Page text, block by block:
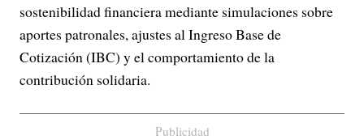
sostenibilidad financiera mediante simulaciones sobre
aportes patronales, ajustes al Ingreso Base de
Cotización (IBC) y el comportamiento de la
contribución solidaria.
Publicidad